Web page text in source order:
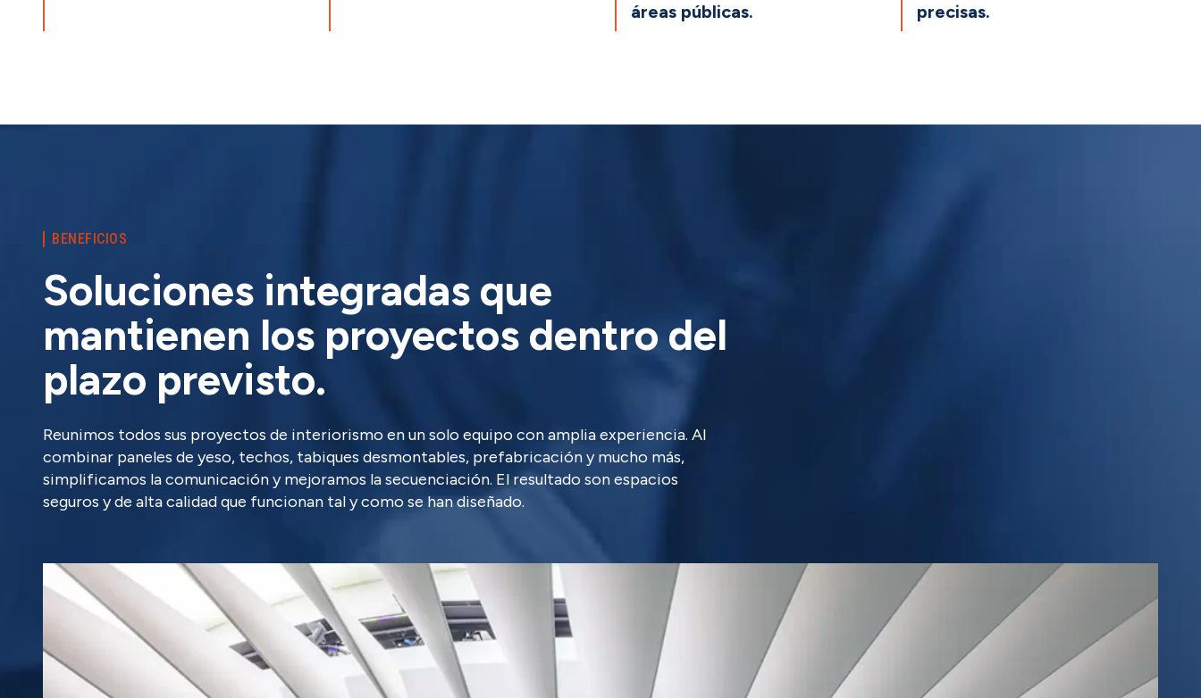
áreas públicas.
precisas.
BENEFICIOS
Soluciones integradas que
mantienen los proyectos dentro del
plazo previsto.
Reunimos todos sus proyectos de interiorismo en un solo equipo con amplia experiencia. Al
combinar paneles de yeso, techos, tabiques desmontables, prefabricación y mucho más,
simplificamos la comunicación y mejoramos la secuenciación. El resultado son espacios
seguros y de alta calidad que funcionan tal y como se han diseñado.